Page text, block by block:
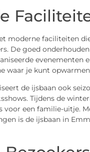
moderne faciliteiten
De goed
evenementen
waar je kunt
de ijsbaan ook
Tijdens de
een familie-uitje.
is de ijsbaan in